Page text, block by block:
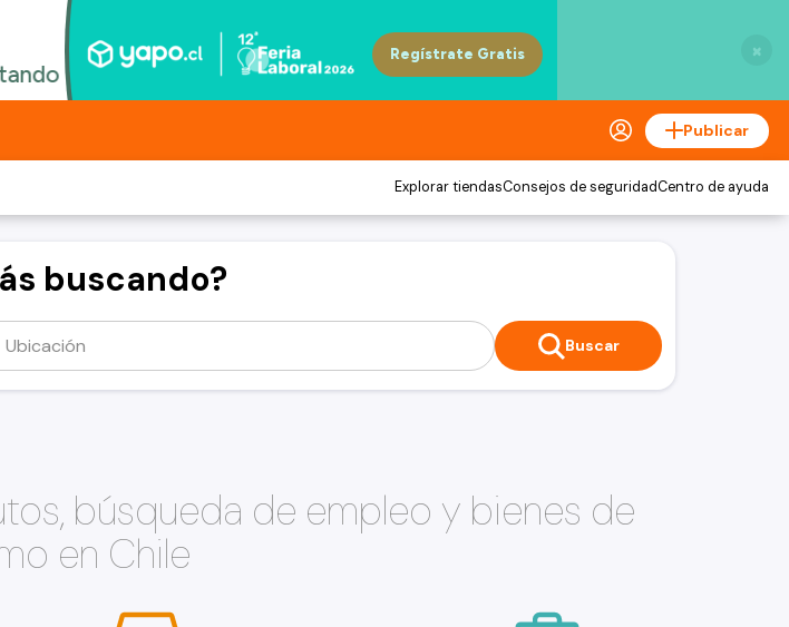
×
Publicar
Explorar tiendasConsejos de seguridadCentro de ayuda
buscando?
Buscar
búsqueda de empleo y bienes de
en Chile